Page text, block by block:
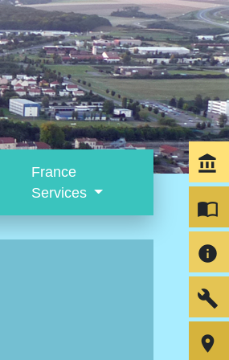
France
Services
account_balance
import_contacts
info
build
room